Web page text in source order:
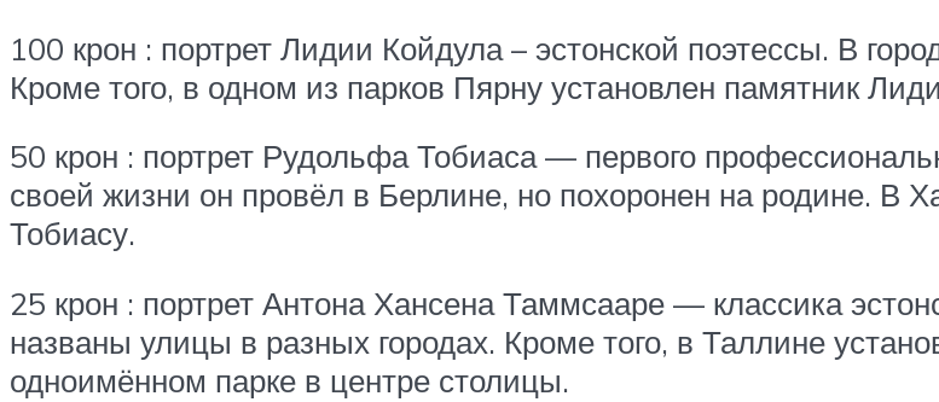
100 крон : портрет Лидии Койдула – эстонской поэтессы. В
Кроме того, в одном из парков Пярну установлен памятник
50 крон : портрет Рудольфа Тобиаса — первого
своей жизни он провёл в Берлине, но похоронен на родине. В
Тобиасу.
25 крон : портрет Антона Хансена Таммсааре — классика
названы улицы в разных городах. Кроме того, в Таллине
одноимённом парке в центре столицы.